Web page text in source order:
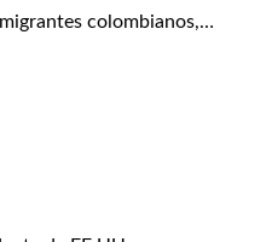
colombianos,…